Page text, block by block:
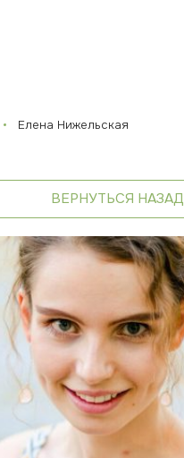
Елена Нижельская
ВЕРНУТЬСЯ НАЗАД